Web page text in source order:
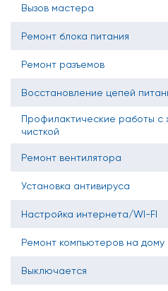
Вызов мастера
Ремонт блока питания
Ремонт разъемов
Восстановление цепей
Профилактические работы с
чисткой
Ремонт вентилятора
Установка антивируса
Настройка интернета/WI-FI
Ремонт компьютеров на дому
Выключается